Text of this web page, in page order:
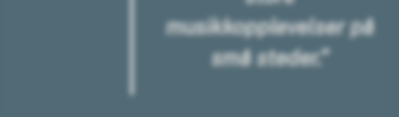
musikkopplevelser på
små steder.”